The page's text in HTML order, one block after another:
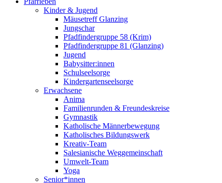
Kinder & Jugend
Mäusetreff Glanzing
Jungschar
Pfadfindergruppe 58 (Krim)
Pfadfindergruppe 81 (Glanzing)
Jugend
Babysitter:innen
Schulseelsorge
Kindergartenseelsorge
Erwachsene
Anima
Familienrunden & Freundeskreise
Gymnastik
Katholische Männerbewegung
Katholisches Bildungswerk
Kreativ-Team
Salesianische Weggemeinschaft
Umwelt-Team
Yoga
Senior*innen